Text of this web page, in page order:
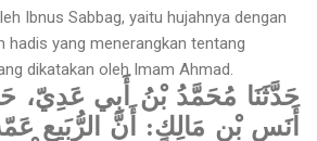
Ibnus Sabbag, yaitu hujahnya dengan
hadis yang menerangkan tentang
dikatakan oleh Imam Ahmad.
حَدَّثَنَا مُحَمَّدُ بْنُ أَبِي عَدِيّ،
أَنَسِ بْنِ مَالِكٍ: أَنَّ الرُّبَيع